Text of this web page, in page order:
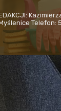
Telefon: